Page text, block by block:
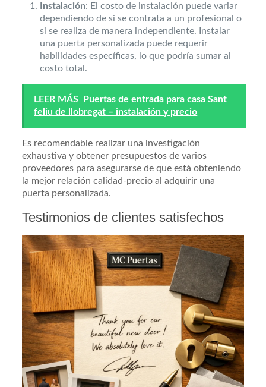
Instalación: El costo de instalación puede variar
dependiendo de si se contrata a un profesional o
si se realiza de manera independiente. Instalar
una puerta personalizada puede requerir
habilidades específicas, lo que podría sumar al
costo total.
LEER MÁS Puertas de entrada para casa Sant
feliu de llobregat – instalación y precio
Es recomendable realizar una investigación
exhaustiva y obtener presupuestos de varios
proveedores para asegurarse de que está obteniendo
la mejor relación calidad-precio al adquirir una
puerta personalizada.
Testimonios de clientes satisfechos